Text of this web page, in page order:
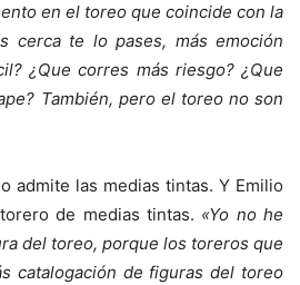
en el toreo que coincide con la
cerca te lo pases, más emoción
¿Que corres más riesgo? ¿Que
También, pero el toreo no son
las medias tintas. Y Emilio
de medias tintas. «Yo no he
del toreo, porque los toreros que
catalogación de figuras del toreo